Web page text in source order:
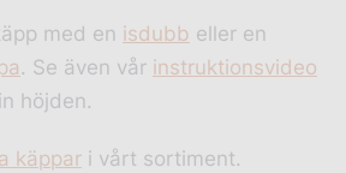
med en isdubb eller en
. Se även vår instruktionsvideo
höjden.
käppar i vårt sortiment.